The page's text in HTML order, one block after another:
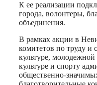
К ее реализации
города, волонтеры,
объединения.
В рамках акции в
комитетов по труду и
культуре,
культуре и спорту
общественно-